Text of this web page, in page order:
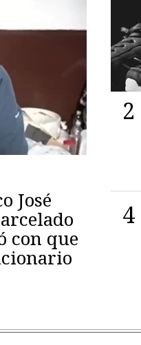
José
con que
2
4